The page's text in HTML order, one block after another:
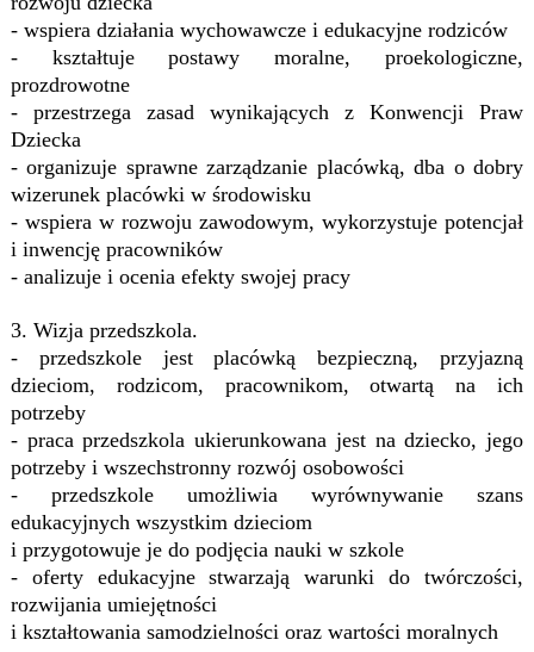
- wspiera działania wychowawcze i edukacyjne rodziców
- kształtuje postawy moralne, proekologiczne,
prozdrowotne
- przestrzega zasad wynikających z Konwencji Praw
Dziecka
- organizuje sprawne zarządzanie placówką, dba o dobry
wizerunek placówki w środowisku
- wspiera w rozwoju zawodowym, wykorzystuje potencjał
i inwencję pracowników
- analizuje i ocenia efekty swojej pracy
3. Wizja przedszkola.
- przedszkole jest placówką bezpieczną, przyjazną
dzieciom, rodzicom, pracownikom, otwartą na ich
potrzeby
- praca przedszkola ukierunkowana jest na dziecko, jego
potrzeby i wszechstronny rozwój osobowości
- przedszkole umożliwia wyrównywanie szans
edukacyjnych wszystkim dzieciom
i przygotowuje je do podjęcia nauki w szkole
- oferty edukacyjne stwarzają warunki do twórczości,
rozwijania umiejętności
i kształtowania samodzielności oraz wartości moralnych